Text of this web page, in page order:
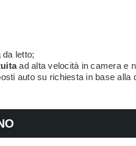
letto;
ad alta velocità in camera e
auto su richiesta in base alla